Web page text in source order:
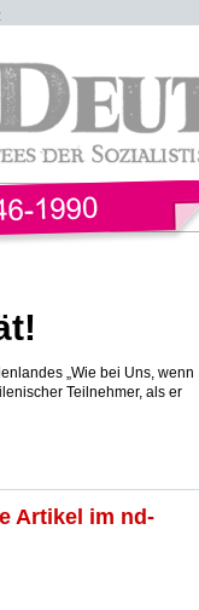
„Wie bei Uns, wenn
Teilnehmer, als er
Artikel im nd-